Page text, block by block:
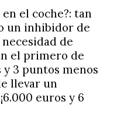
el coche?: tan
un inhibidor de
de
el primero de
y 3 puntos menos
llevar un
euros y 6